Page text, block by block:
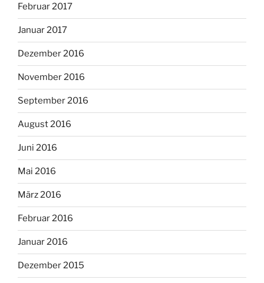
Februar 2017
Januar 2017
Dezember 2016
November 2016
September 2016
August 2016
Juni 2016
Mai 2016
März 2016
Februar 2016
Januar 2016
Dezember 2015